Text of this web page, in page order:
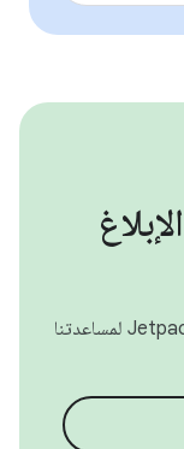
يمكنك استخدام أداة تتبّع مشاكل Jetpack Media3 لمساعدتنا